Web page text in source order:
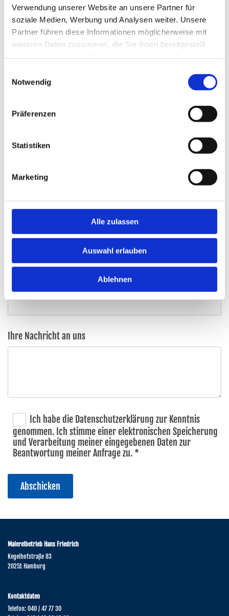
Verwendung unserer Website an unsere Partner für
soziale Medien, Werbung und Analysen weiter. Unsere
Partner führen diese Informationen möglicherweise mit
weiteren Daten zusammen, die Sie ihnen bereitgestellt
Notwendig
Präferenzen
Statistiken
Marketing
Alle zulassen
Auswahl erlauben
Ablehnen
KONTAKTDATEN
Telefon: 040 / 47 77 30
Telefax: 040 / 46 09 19 06
Unser Kontaktformular
E-Mail
Ihre Nachricht an uns
Ich habe die Datenschutzerklärung zur Kenntnis
genommen. Ich stimme einer elektronischen Speicherung
und Verarbeitung meiner eingegebenen Daten zur
Beantwortung meiner Anfrage zu. *
Malereibetrieb Hans Friedrich
Kegelhofstraße 83
20251 Hamburg
Kontaktdaten
Telefon: 040 / 47 77 30